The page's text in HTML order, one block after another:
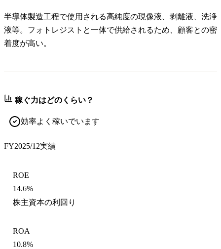
半導体製造工程で使用される高純度の現像液、剥離液、洗浄
液等。フォトレジストと一体で供給されるため、顧客との密
着度が高い。
稼ぐ力はどのくらい？
効率よく稼いでいます
FY2025/12実績
ROE
14.6%
株主資本の利回り
ROA
10.8%